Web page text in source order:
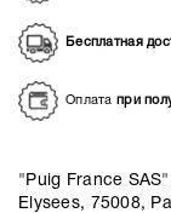
Бесплатная
Оплата при
"Puig France
Elysees, 75008,